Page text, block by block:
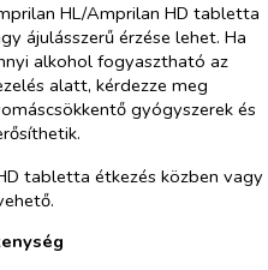
HL/Amprilan HD tabletta
ájulásszerű érzése lehet. Ha
alkohol fogyasztható az
alatt, kérdezze meg
gyógyszerek és
tabletta étkezés közben vagy